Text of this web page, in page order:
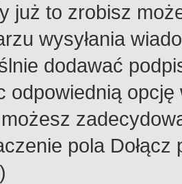
już to zrobisz
wysyłania
dodawać
odpowiednią
pola